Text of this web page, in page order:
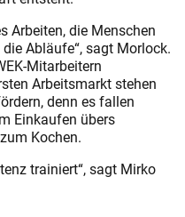
Arbeiten, die Menschen
Abläufe“, sagt Morlock.
Mitarbeitern
Arbeitsmarkt stehen
denn es fallen
Einkaufen übers
Kochen.
trainiert“, sagt Mirko